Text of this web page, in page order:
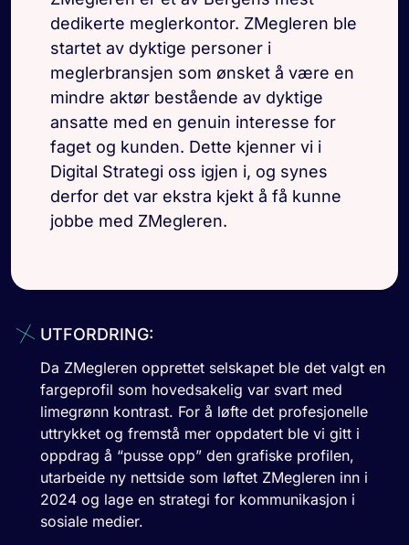
dedikerte meglerkontor. ZMegleren ble
startet av dyktige personer i
meglerbransjen som ønsket å være en
mindre aktør bestående av dyktige
ansatte med en genuin interesse for
faget og kunden. Dette kjenner vi i
Digital Strategi oss igjen i, og synes
derfor det var ekstra kjekt å få kunne
jobbe med ZMegleren.
UTFORDRING:
Da ZMegleren opprettet selskapet ble det valgt en
fargeprofil som hovedsakelig var svart med
limegrønn kontrast. For å løfte det profesjonelle
uttrykket og fremstå mer oppdatert ble vi gitt i
oppdrag å “pusse opp” den grafiske profilen,
utarbeide ny nettside som løftet ZMegleren inn i
2024 og lage en strategi for kommunikasjon i
sosiale medier.